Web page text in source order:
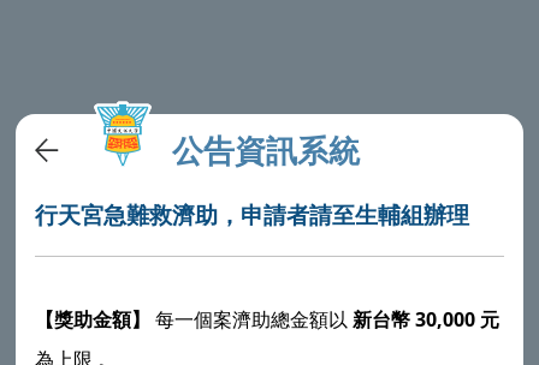
公告資訊系統
行天宮急難救濟助，申請者請至生輔組辦理
【獎助金額】 每一個案濟助總金額以 新台幣 30,000 元
為上限 。